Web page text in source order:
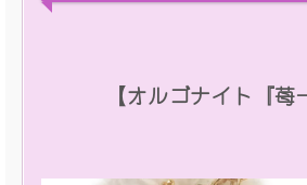
【オルゴナイト『苺